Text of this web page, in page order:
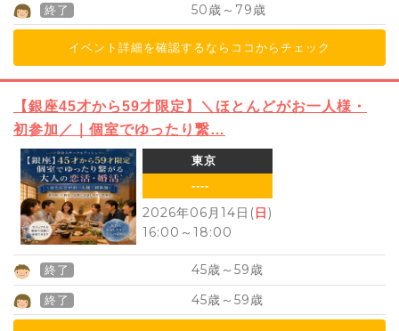
終了 50歳～ 79歳
イベント詳細を確認するならココからチェック
【銀座45才から59才限定】＼ほとんどがお一人様・
初参加／｜個室でゆったり繋…
東京
----
2026年06月14日(日)
16:00 ～ 18:00
終了 45歳～ 59歳
終了 45歳～ 59歳